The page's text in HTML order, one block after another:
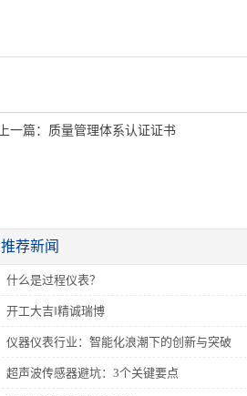
上一篇： 质量管理体系认证证书
推荐新闻
什么是过程仪表？
开工大吉‖精诚瑞博
仪器仪表行业：智能化浪潮下的创新与突破
超声波传感器避坑：3个关键要点